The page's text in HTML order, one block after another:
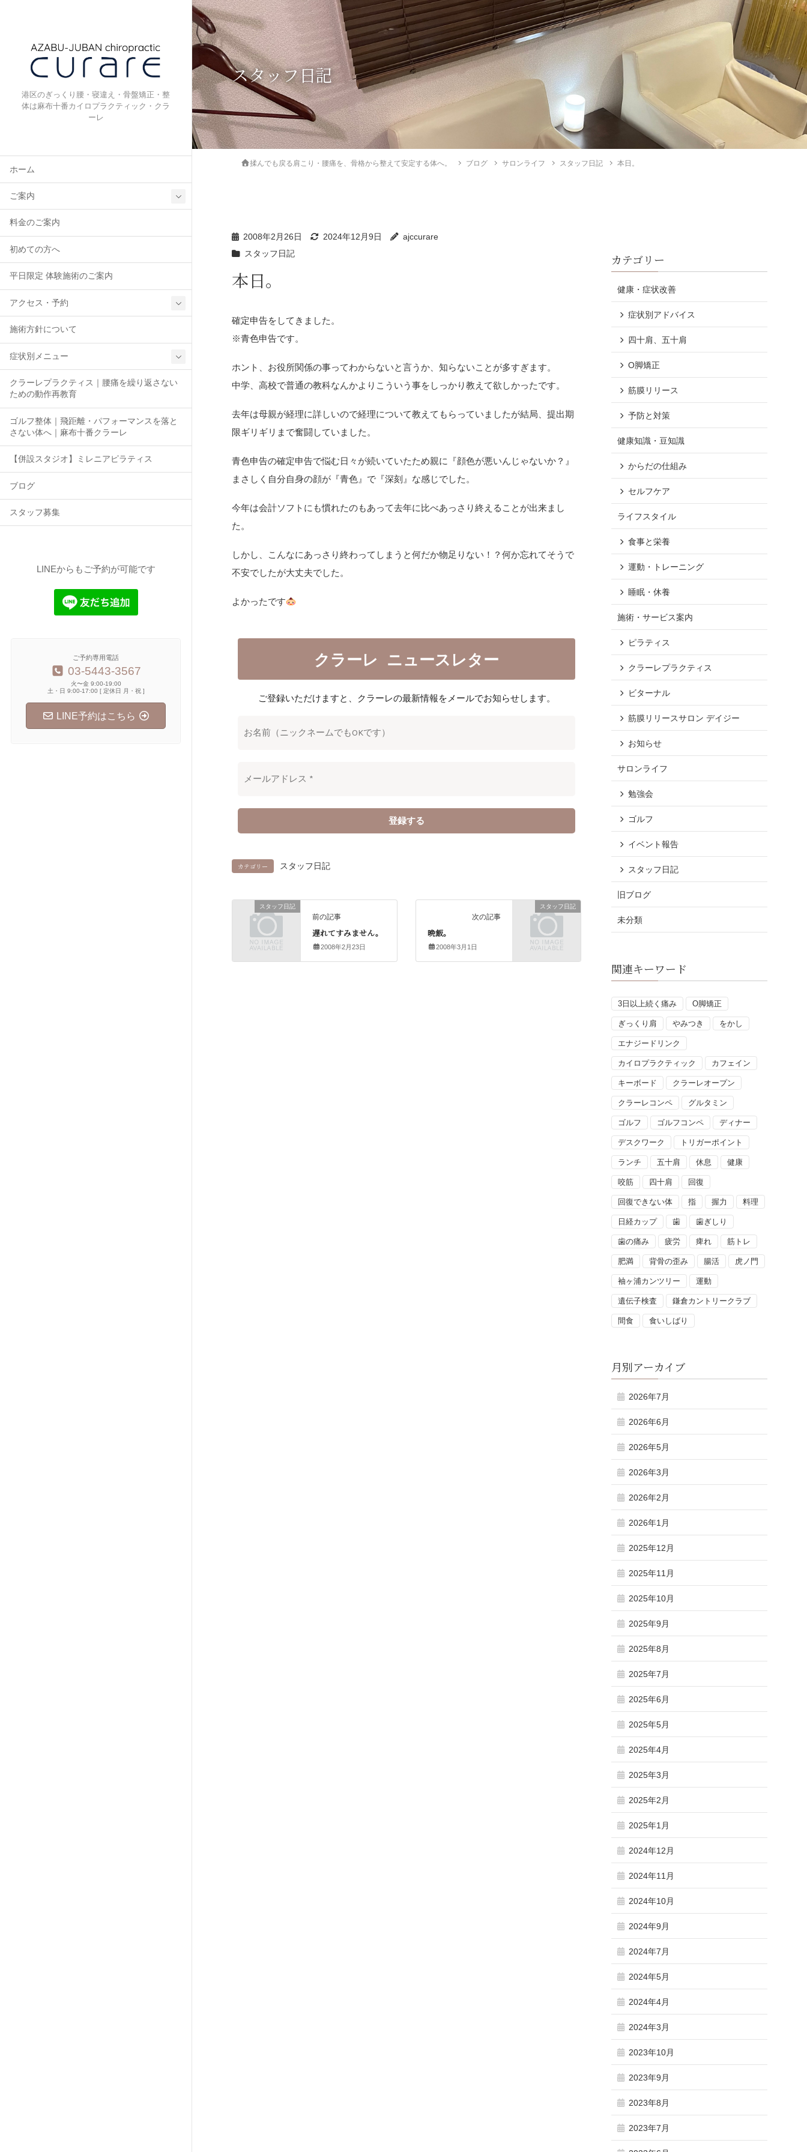
港区のぎっくり腰・寝違え・骨盤矯正・整
体は麻布十番カイロプラクティック・クラ
ーレ
ホーム
ご案内
料金のご案内
初めての方へ
平日限定 体験施術のご案内
アクセス・予約
施術方針について
症状別メニュー
クラーレプラクティス｜腰痛を繰り返さない
ための動作再教育
ゴルフ整体｜飛距離・パフォーマンスを落と
さない体へ｜麻布十番クラーレ
【併設スタジオ】ミレニアピラティス
ブログ
スタッフ募集
LINEからもご予約が可能です
ご予約専用電話
03-5443-3567
火〜金 9:00-19:00
土・日 9:00-17:00 [ 定休日 月・祝 ]
LINE予約はこちら
スタッフ日記
揉んでも戻る肩こり・腰痛を、骨格から整えて安定する体へ。 ブログ サロンライフ スタッフ日記 本日。
2008年2月26日 2024年12月9日
ajccurare
スタッフ日記
本日。
確定申告をしてきました。
※青色申告です。
ホント、お役所関係の事ってわからないと言うか、知らないことが多すぎます。
中学、高校で普通の教科なんかよりこういう事をしっかり教えて欲しかったです。
去年は母親が経理に詳しいので経理について教えてもらっていましたが結局、提出期
限ギリギリまで奮闘していました。
青色申告の確定申告で悩む日々が続いていたため親に『顔色が悪いんじゃないか？』
まさしく自分自身の顔が『青色』で『深刻』な感じでした。
今年は会計ソフトにも慣れたのもあって去年に比べあっさり終えることが出来まし
た。
しかし、こんなにあっさり終わってしまうと何だか物足りない！？何か忘れてそうで
不安でしたが大丈夫でした。
よかったです
クラーレ ニュースレター
ご登録いただけますと、クラーレの最新情報をメールでお知らせします。
カテゴリー スタッフ日記
スタッフ日記
前の記事
遅れてすみません。
2008年2月23日
スタッフ日記
次の記事
晩飯。
2008年3月1日
カテゴリー
健康・症状改善
症状別アドバイス
四十肩、五十肩
O脚矯正
筋膜リリース
予防と対策
健康知識・豆知識
からだの仕組み
セルフケア
ライフスタイル
食事と栄養
運動・トレーニング
睡眠・休養
施術・サービス案内
ピラティス
クラーレプラクティス
ビターナル
筋膜リリースサロン デイジー
お知らせ
サロンライフ
勉強会
ゴルフ
イベント報告
スタッフ日記
旧ブログ
未分類
関連キーワード
3日以上続く痛み O脚矯正
ぎっくり肩 やみつき をかし
エナジードリンク
カイロプラクティック カフェイン
キーボード クラーレオープン
クラーレコンペ グルタミン
ゴルフ ゴルフコンペ ディナー
デスクワーク トリガーポイント
ランチ 五十肩 休息 健康
咬筋 四十肩 回復
回復できない体 指 握力 料理
日経カップ 歯 歯ぎしり
歯の痛み 疲労 痺れ 筋トレ
肥満 背骨の歪み 腸活 虎ノ門
袖ヶ浦カンツリー 運動
遺伝子検査 鎌倉カントリークラブ
間食 食いしばり
月別アーカイブ
2026年7月
2026年6月
2026年5月
2026年3月
2026年2月
2026年1月
2025年12月
2025年11月
2025年10月
2025年9月
2025年8月
2025年7月
2025年6月
2025年5月
2025年4月
2025年3月
2025年2月
2025年1月
2024年12月
2024年11月
2024年10月
2024年9月
2024年7月
2024年5月
2024年4月
2024年3月
2023年10月
2023年9月
2023年8月
2023年7月